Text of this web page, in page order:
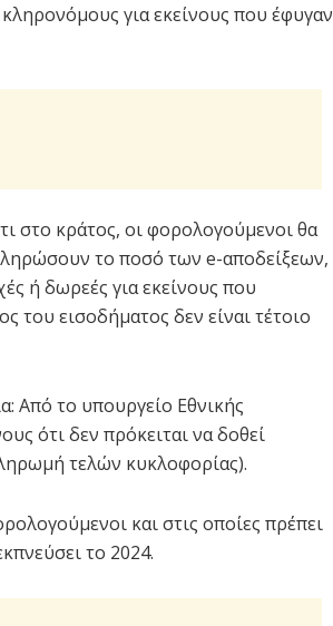
για εκείνους που έφυγαν
στο κράτος, οι φορολογούμενοι θα
το ποσό των e-αποδείξεων,
ή δωρεές για εκείνους που
του εισοδήματος δεν είναι τέτοιο
Από το υπουργείο Εθνικής
ότι δεν πρόκειται να δοθεί
τελών κυκλοφορίας).
και στις οποίες πρέπει
το 2024.